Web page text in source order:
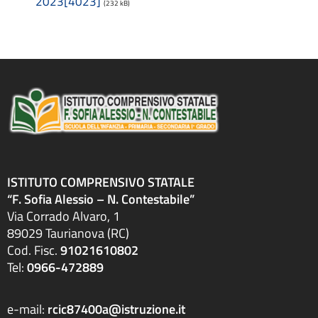
Attestazioni OIV o di struttura analoga
Burocrazia zero
Codice disciplinare
Consulenti e collaboratori
Contatti
Cookie Policy (UE)
Corsi
D.S.G.A.
Dirigente Scolastico
Dirigenza
Docenti
FAQ e VideoTutorial Registro Elettronico CLASSEVIVA
(232 kB)
ISTITUTO COMPRENSIVO STATALE
“F. Sofia Alessio – N. Contestabile”
Via Corrado Alvaro, 1
89029 Taurianova (RC)
Cod. Fisc.91021610802
Tel:0966-472889
e-mail: rcic87400a@istruzione.it